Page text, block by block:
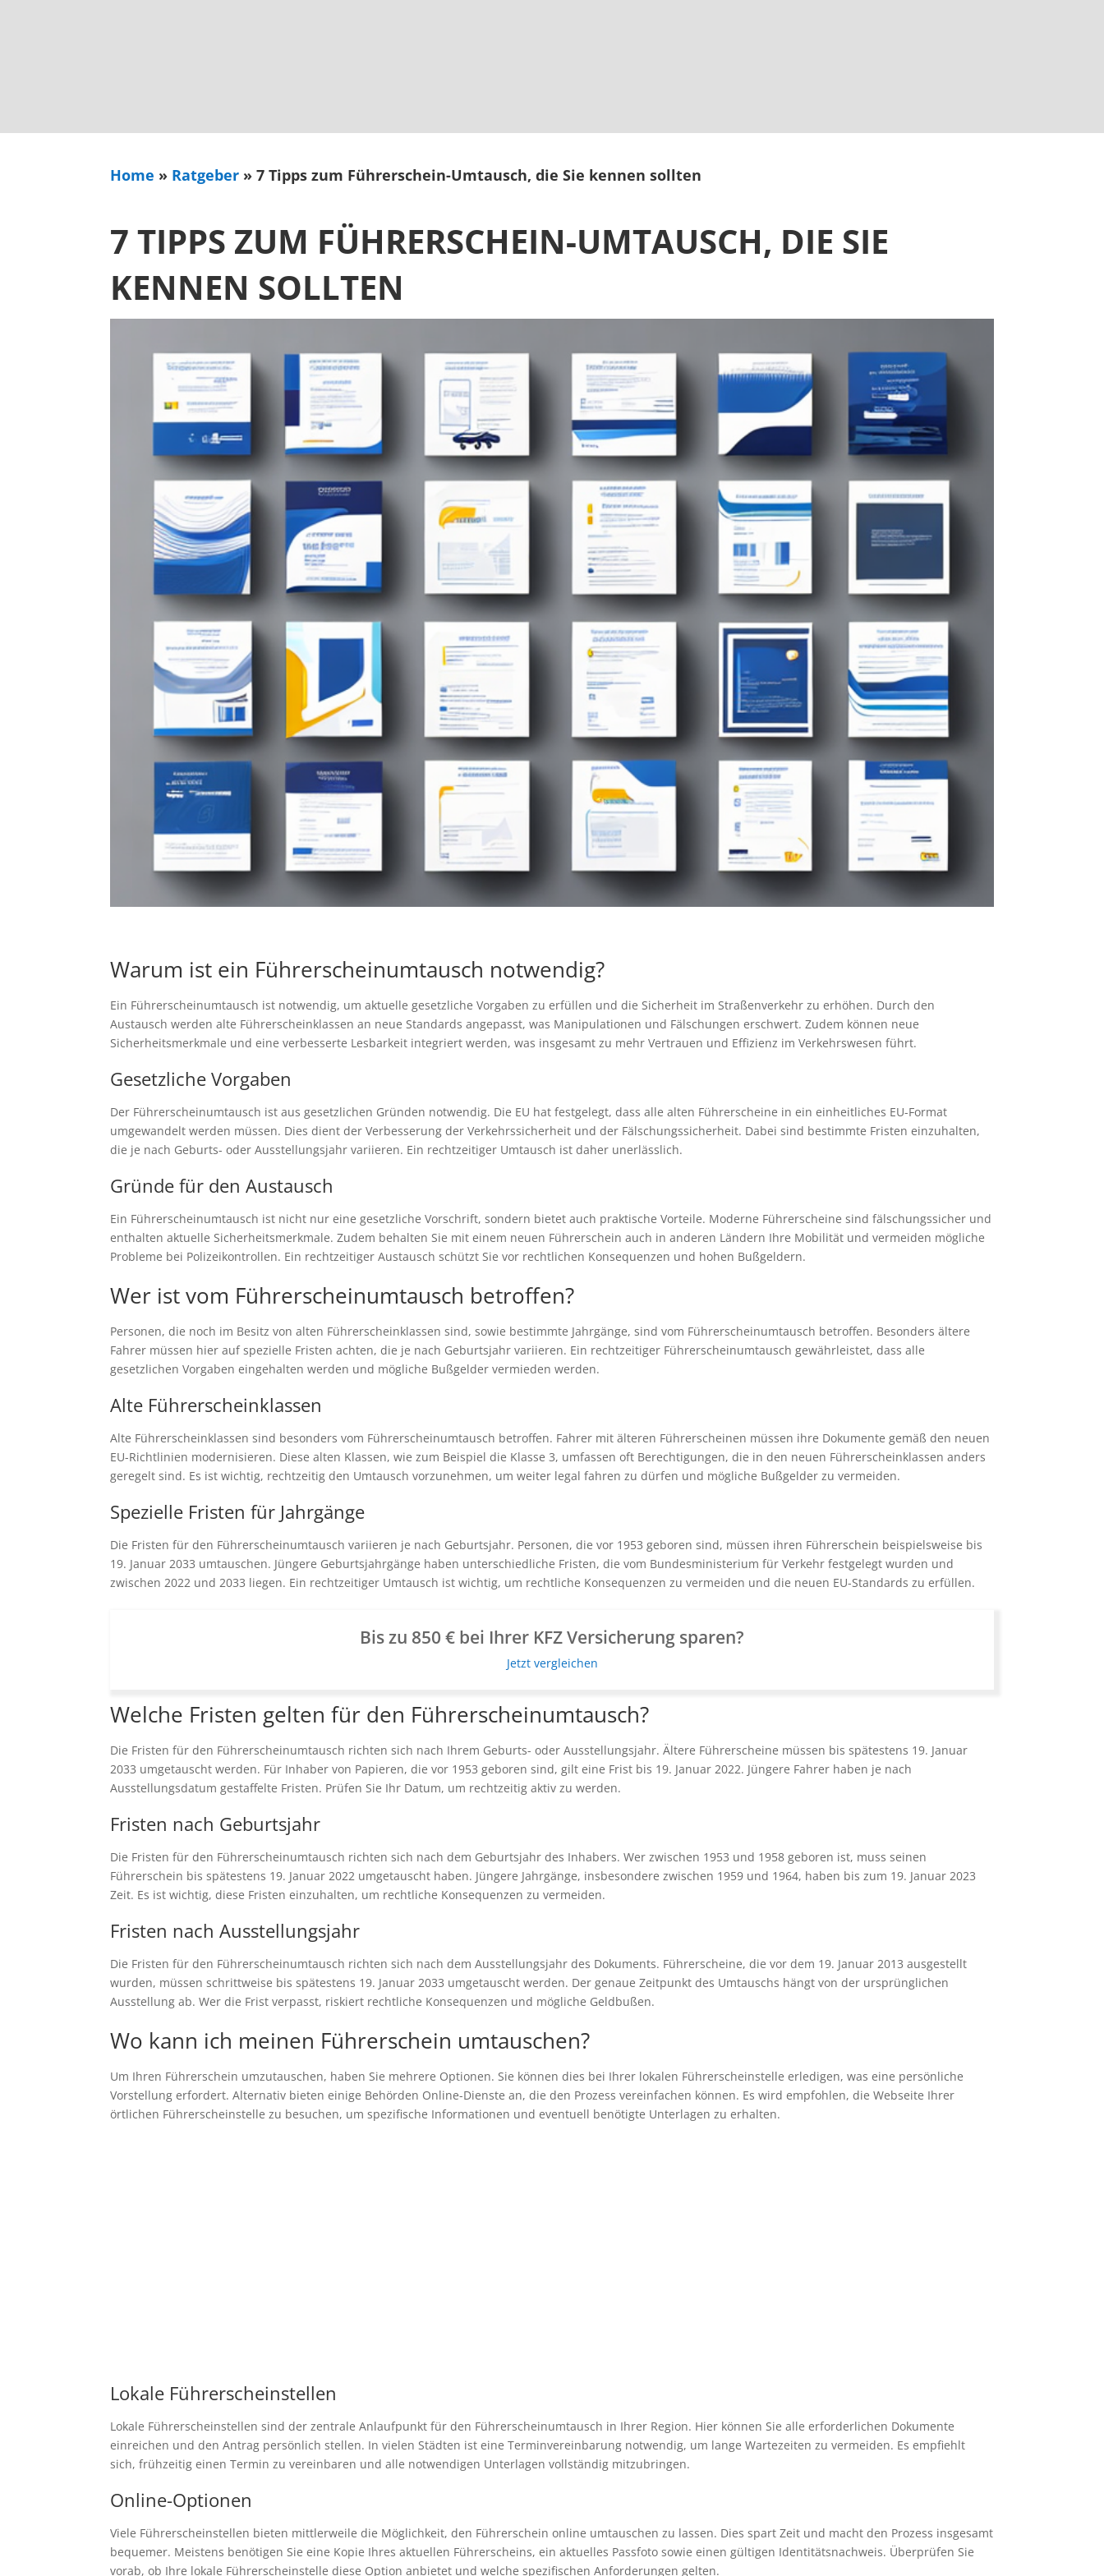
Home » Ratgeber »7 Tipps zum Führerschein-Umtausch, die Sie kennen sollten
7 TIPPS ZUM FÜHRERSCHEIN-UMTAUSCH, DIE SIE
KENNEN SOLLTEN
Warum ist ein Führerscheinumtausch notwendig?
Ein Führerscheinumtausch ist notwendig, um aktuelle gesetzliche Vorgaben zu erfüllen und die Sicherheit im Straßenverkehr zu erhöhen. Durch den
Austausch werden alte Führerscheinklassen an neue Standards angepasst, was Manipulationen und Fälschungen erschwert. Zudem können neue
Sicherheitsmerkmale und eine verbesserte Lesbarkeit integriert werden, was insgesamt zu mehr Vertrauen und Effizienz im Verkehrswesen führt.
Gesetzliche Vorgaben
Der Führerscheinumtausch ist aus gesetzlichen Gründen notwendig. Die EU hat festgelegt, dass alle alten Führerscheine in ein einheitliches EU-Format
umgewandelt werden müssen. Dies dient der Verbesserung der Verkehrssicherheit und der Fälschungssicherheit. Dabei sind bestimmte Fristen einzuhalten,
die je nach Geburts- oder Ausstellungsjahr variieren. Ein rechtzeitiger Umtausch ist daher unerlässlich.
Gründe für den Austausch
Ein Führerscheinumtausch ist nicht nur eine gesetzliche Vorschrift, sondern bietet auch praktische Vorteile. Moderne Führerscheine sind fälschungssicher und
enthalten aktuelle Sicherheitsmerkmale. Zudem behalten Sie mit einem neuen Führerschein auch in anderen Ländern Ihre Mobilität und vermeiden mögliche
Probleme bei Polizeikontrollen. Ein rechtzeitiger Austausch schützt Sie vor rechtlichen Konsequenzen und hohen Bußgeldern.
Wer ist vom Führerscheinumtausch betroffen?
Personen, die noch im Besitz von alten Führerscheinklassen sind, sowie bestimmte Jahrgänge, sind vom Führerscheinumtausch betroffen. Besonders ältere
Fahrer müssen hier auf spezielle Fristen achten, die je nach Geburtsjahr variieren. Ein rechtzeitiger Führerscheinumtausch gewährleistet, dass alle
gesetzlichen Vorgaben eingehalten werden und mögliche Bußgelder vermieden werden.
Alte Führerscheinklassen
Alte Führerscheinklassen sind besonders vom Führerscheinumtausch betroffen. Fahrer mit älteren Führerscheinen müssen ihre Dokumente gemäß den neuen
EU-Richtlinien modernisieren. Diese alten Klassen, wie zum Beispiel die Klasse 3, umfassen oft Berechtigungen, die in den neuen Führerscheinklassen anders
geregelt sind. Es ist wichtig, rechtzeitig den Umtausch vorzunehmen, um weiter legal fahren zu dürfen und mögliche Bußgelder zu vermeiden.
Spezielle Fristen für Jahrgänge
Die Fristen für den Führerscheinumtausch variieren je nach Geburtsjahr. Personen, die vor 1953 geboren sind, müssen ihren Führerschein beispielsweise bis
19. Januar 2033 umtauschen. Jüngere Geburtsjahrgänge haben unterschiedliche Fristen, die vom Bundesministerium für Verkehr festgelegt wurden und
zwischen 2022 und 2033 liegen. Ein rechtzeitiger Umtausch ist wichtig, um rechtliche Konsequenzen zu vermeiden und die neuen EU-Standards zu erfüllen.
Bis zu 850 € bei Ihrer KFZ Versicherung sparen?
Jetzt vergleichen
Welche Fristen gelten für den Führerscheinumtausch?
Die Fristen für den Führerscheinumtausch richten sich nach Ihrem Geburts- oder Ausstellungsjahr. Ältere Führerscheine müssen bis spätestens 19. Januar
2033 umgetauscht werden. Für Inhaber von Papieren, die vor 1953 geboren sind, gilt eine Frist bis 19. Januar 2022. Jüngere Fahrer haben je nach
Ausstellungsdatum gestaffelte Fristen. Prüfen Sie Ihr Datum, um rechtzeitig aktiv zu werden.
Fristen nach Geburtsjahr
Die Fristen für den Führerscheinumtausch richten sich nach dem Geburtsjahr des Inhabers. Wer zwischen 1953 und 1958 geboren ist, muss seinen
Führerschein bis spätestens 19. Januar 2022 umgetauscht haben. Jüngere Jahrgänge, insbesondere zwischen 1959 und 1964, haben bis zum 19. Januar 2023
Zeit. Es ist wichtig, diese Fristen einzuhalten, um rechtliche Konsequenzen zu vermeiden.
Fristen nach Ausstellungsjahr
Die Fristen für den Führerscheinumtausch richten sich nach dem Ausstellungsjahr des Dokuments. Führerscheine, die vor dem 19. Januar 2013 ausgestellt
wurden, müssen schrittweise bis spätestens 19. Januar 2033 umgetauscht werden. Der genaue Zeitpunkt des Umtauschs hängt von der ursprünglichen
Ausstellung ab. Wer die Frist verpasst, riskiert rechtliche Konsequenzen und mögliche Geldbußen.
Wo kann ich meinen Führerschein umtauschen?
Um Ihren Führerschein umzutauschen, haben Sie mehrere Optionen. Sie können dies bei Ihrer lokalen Führerscheinstelle erledigen, was eine persönliche
Vorstellung erfordert. Alternativ bieten einige Behörden Online-Dienste an, die den Prozess vereinfachen können. Es wird empfohlen, die Webseite Ihrer
örtlichen Führerscheinstelle zu besuchen, um spezifische Informationen und eventuell benötigte Unterlagen zu erhalten.
Lokale Führerscheinstellen
Lokale Führerscheinstellen sind der zentrale Anlaufpunkt für den Führerscheinumtausch in Ihrer Region. Hier können Sie alle erforderlichen Dokumente
einreichen und den Antrag persönlich stellen. In vielen Städten ist eine Terminvereinbarung notwendig, um lange Wartezeiten zu vermeiden. Es empfiehlt
sich, frühzeitig einen Termin zu vereinbaren und alle notwendigen Unterlagen vollständig mitzubringen.
Online-Optionen
Viele Führerscheinstellen bieten mittlerweile die Möglichkeit, den Führerschein online umtauschen zu lassen. Dies spart Zeit und macht den Prozess insgesamt
bequemer. Meistens benötigen Sie eine Kopie Ihres aktuellen Führerscheins, ein aktuelles Passfoto sowie einen gültigen Identitätsnachweis. Überprüfen Sie
vorab, ob Ihre lokale Führerscheinstelle diese Option anbietet und welche spezifischen Anforderungen gelten.